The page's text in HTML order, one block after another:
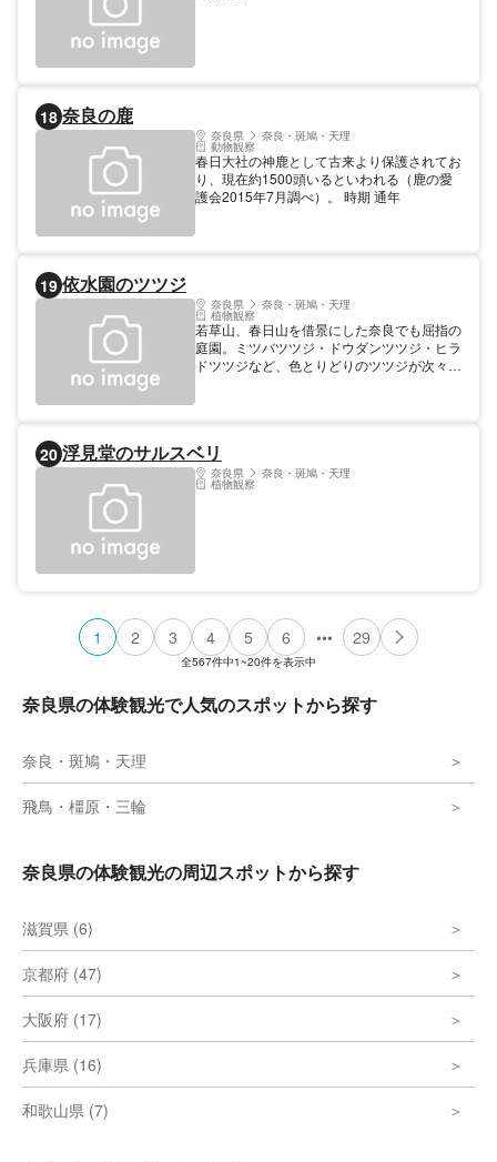
18 奈良の鹿
奈良県 奈良・斑鳩・天理
動物観察
春日大社の神鹿として古来より保護されてお
り、現在約1500頭いるといわれる（鹿の愛
護会2015年7月調べ）。 時期 通年
19 依水園のツツジ
奈良県 奈良・斑鳩・天理
植物観察
若草山、春日山を借景にした奈良でも屈指の
庭園。ミツバツツジ・ドウダンツツジ・ヒラ
ドツツジなど、色とりどりのツツジが次々に
20 浮見堂のサルスベリ
奈良県 奈良・斑鳩・天理
植物観察
1 2 3 4 5 6 ••• 29
全567件中1~20件を表示中
奈良県の体験観光で人気のスポットから探す
奈良・斑鳩・天理
飛鳥・橿原・三輪
奈良県の体験観光の周辺スポットから探す
滋賀県 (6)
京都府 (47)
大阪府 (17)
兵庫県 (16)
和歌山県 (7)